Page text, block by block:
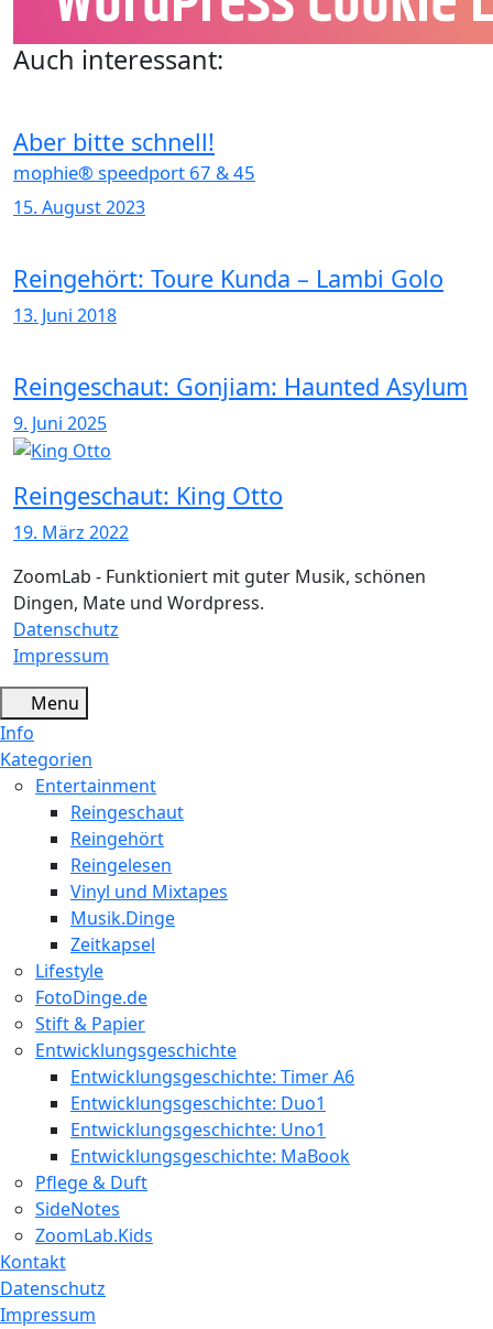
Auch interessant:
Aber bitte schnell!
mophie® speedport 67 & 45
15. August 2023
Reingehört: Toure Kunda – Lambi Golo
13. Juni 2018
Reingeschaut: Gonjiam: Haunted Asylum
9. Juni 2025
Reingeschaut: King Otto
19. März 2022
ZoomLab - Funktioniert mit guter Musik, schönen
Dingen, Mate und Wordpress.
Datenschutz
Impressum
Menu
Info
Kategorien
Entertainment
Reingeschaut
Reingehört
Reingelesen
Vinyl und Mixtapes
Musik.Dinge
Zeitkapsel
Lifestyle
FotoDinge.de
Stift & Papier
Entwicklungsgeschichte
Entwicklungsgeschichte: Timer A6
Entwicklungsgeschichte: Duo1
Entwicklungsgeschichte: Uno1
Entwicklungsgeschichte: MaBook
Pflege & Duft
SideNotes
ZoomLab.Kids
Kontakt
Datenschutz
Impressum